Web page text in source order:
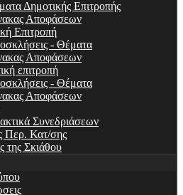
Δημοτικής Επιτροπής
Αποφάσεων
Επιτροπή
- Θέματα
Αποφάσεων
επιτροπή
- Θέματα
Αποφάσεων
Συνεδριάσεων
Περ. Κατ/σης
της Σκιάθου